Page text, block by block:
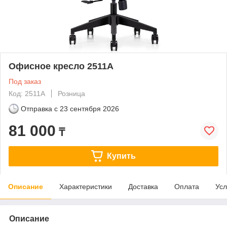
Офисное кресло 2511A
Под заказ
Код: 2511A
Розница
Отправка с 23 сентября 2026
81 000 ₸
Купить
Описание Характеристики Доставка Оплата
Описание